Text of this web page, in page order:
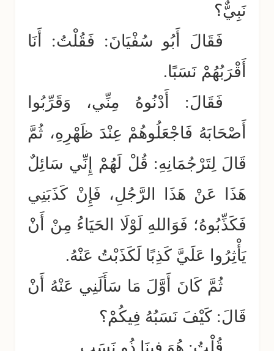
نَبِيٌّ؟
فَقَالَ أَبُو سُفْيَانَ: فَقُلْتُ: أَنَا
أَقْرَبُهُمْ نَسَبًا.
فَقَالَ: أَدْنُوهُ مِنِّي، وَقَرِّبُوا
أَصْحَابَهُ فَاجْعَلُوهُمْ عِنْدَ ظَهْرِهِ، ثُمَّ
قَالَ لِتَرْجُمَانِهِ: قُلْ لَهُمْ إِنِّي سَائِلٌ
هَذَا عَنْ هَذَا الرَّجُلِ، فَإِنْ كَذَبَنِي
فَكَذِّبُوهُ؛ فَوَاللهِ لَوْلَا الحَيَاءُ مِنْ أَنْ
يَأْثِرُوا عَلَيَّ كَذِبًا لَكَذَبْتُ عَنْهُ.
ثُمَّ كَانَ أَوَّلَ مَا سَأَلَنِي عَنْهُ أَنْ
قَالَ: كَيْفَ نَسَبُهُ فِيكُمْ؟